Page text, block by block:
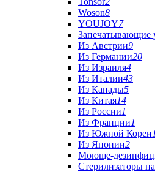
Woson8
YOUJOY7
Запечатывающие
Из Австрии9
Из Германии20
Из Израиля4
Из Италии43
Из Канады5
Из Китая14
Из России1
Из Франции1
Из Южной Кореи1
Из Японии2
Моюще-
Стерилизаторы